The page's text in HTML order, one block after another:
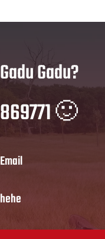
Gadu Gadu?
869771 🙂
Email
hehe